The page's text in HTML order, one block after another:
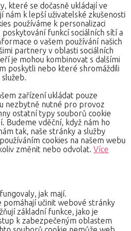
které se dočasně ukládají ve
nám k lepší uživatelské zkušenosti
používáme k personalizaci
funkcí sociálních sítí a
o vašem používání našich
partnery v oblasti sociálních
je mohou kombinovat s dalšími
poskytli nebo které shromáždili
zařízení ukládat pouze
nezbytně nutné pro provoz
ostatní typy souborů cookie
Budeme vděční, když nám ho
tak, naše stránky a služby
cookies na našem webu
změnit nebo odvolat. Více
jak mají.
učinit webové stránky
základní funkce, jako je
k zabezpečeným oblastem